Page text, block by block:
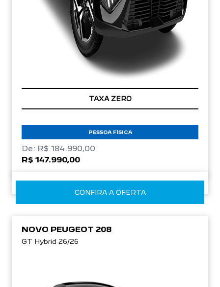
TAXA ZERO
PESSOA FÍSICA
De: R$ 184.990,00
R$ 147.990,00
CONFIRA A OFERTA
NOVO PEUGEOT 208
GT Hybrid 26/26